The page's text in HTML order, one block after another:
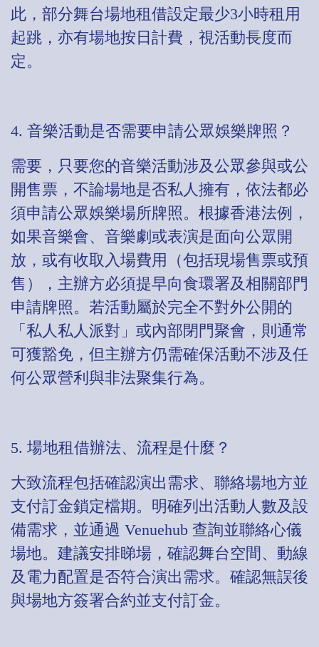
此，部分舞台場地租借設定最少3小時租用
起跳，亦有場地按日計費，視活動長度而
定。
4. 音樂活動是否需要申請公眾娛樂牌照？
需要，只要您的音樂活動涉及公眾參與或公
開售票，不論場地是否私人擁有，依法都必
須申請公眾娛樂場所牌照。根據香港法例，
如果音樂會、音樂劇或表演是面向公眾開
放，或有收取入場費用（包括現場售票或預
售），主辦方必須提早向食環署及相關部門
申請牌照。若活動屬於完全不對外公開的
「私人私人派對」或內部閉門聚會，則通常
可獲豁免，但主辦方仍需確保活動不涉及任
何公眾營利與非法聚集行為。
5. 場地租借辦法、流程是什麼？
大致流程包括確認演出需求、聯絡場地方並
支付訂金鎖定檔期。明確列出活動人數及設
備需求，並通過 Venuehub 查詢並聯絡心儀
場地。建議安排睇場，確認舞台空間、動線
及電力配置是否符合演出需求。確認無誤後
與場地方簽署合約並支付訂金。